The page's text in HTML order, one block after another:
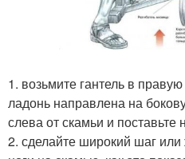
1. возьмите гантель в
ладонь направлена на
слева от скамьи и поставьте
2. сделайте широкий шаг